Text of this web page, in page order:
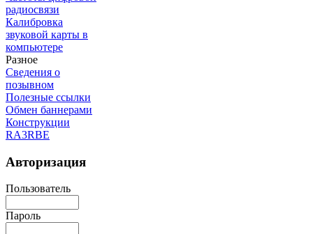
радиосвязи
Калибровка
звуковой карты в
компьютере
Разное
Сведения о
позывном
Полезные ссылки
Обмен баннерами
Конструкции
RA3RBE
Авторизация
Пользователь
Пароль